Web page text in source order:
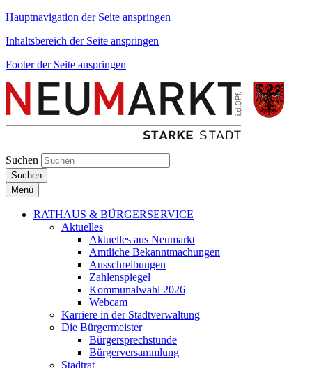
Hauptnavigation der Seite anspringen
Inhaltsbereich der Seite anspringen
Footer der Seite anspringen
Suchen
Suchen
Menü
RATHAUS & BÜRGERSERVICE
Aktuelles
Aktuelles aus Neumarkt
Amtliche Bekanntmachungen
Ausschreibungen
Zahlenspiegel
Kommunalwahl 2026
Webcam
Karriere in der Stadtverwaltung
Die Bürgermeister
Bürgersprechstunde
Bürgerversammlung
Stadtrat